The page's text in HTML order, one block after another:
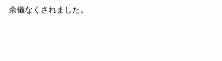
余儀なくされました。